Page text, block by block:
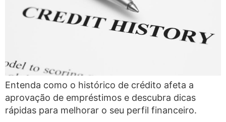
Entenda como o histórico de crédito afeta a
aprovação de empréstimos e descubra dicas
rápidas para melhorar o seu perfil financeiro.